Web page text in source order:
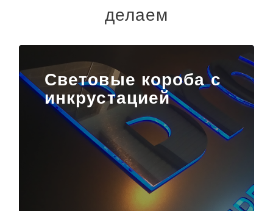
делаем
Световые короба с
инкрустацией